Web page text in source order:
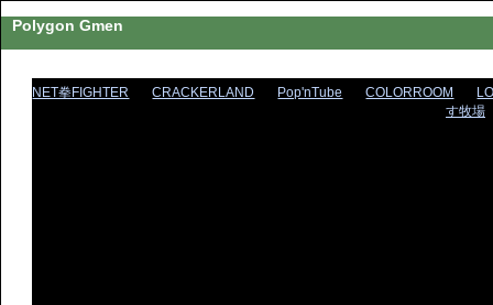
Polygon Gmen
NET拳FIGHTER CRACKERLAND Pop'nTube COLORROOM
す牧場